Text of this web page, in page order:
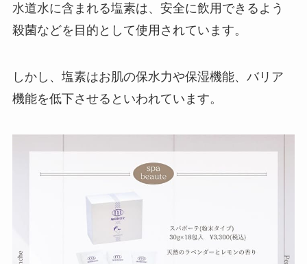
水道水に含まれる塩素は、安全に飲用できるよう
殺菌などを目的として使用されています。
しかし、塩素はお肌の保水力や保湿機能、バリア
機能を低下させるといわれています。